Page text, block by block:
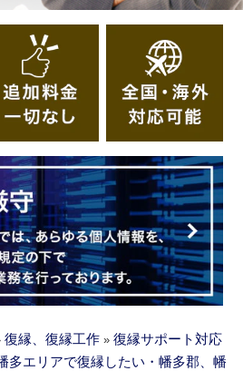
復縁、復縁工作 » 復縁サポート対応
多エリアで復縁したい・幡多郡、幡